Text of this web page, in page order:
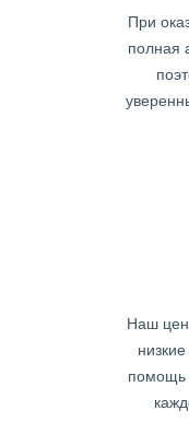
При
полная
Наш
помощь